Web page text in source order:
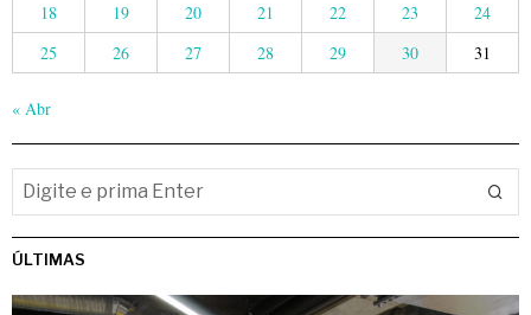
18
19 20 21 22 23
24
25
26 27 28 29 30 31
« Abr
ÚLTIMAS